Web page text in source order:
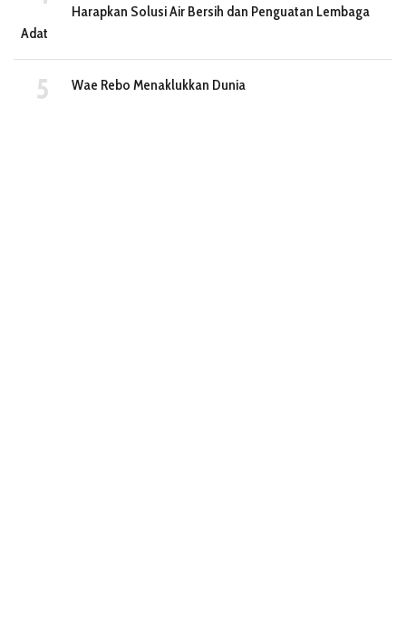
Harapkan Solusi Air Bersih dan Penguatan Lembaga
Adat
Wae Rebo Menaklukkan Dunia